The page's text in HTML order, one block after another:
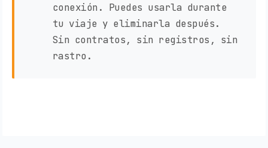
conexión. Puedes usarla durante
tu viaje y eliminarla después.
Sin contratos, sin registros, sin
rastro.